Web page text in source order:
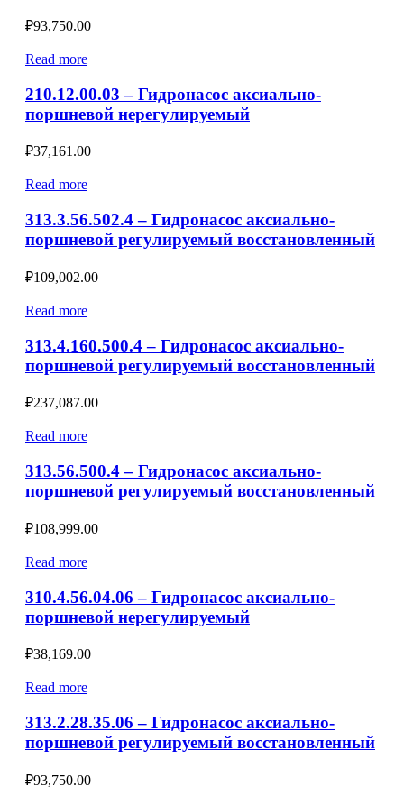
₽93,750.00
Read more
210.12.00.03 – Гидронасос аксиально-
поршневой нерегулируемый
₽37,161.00
Read more
313.3.56.502.4 – Гидронасос аксиально-
поршневой регулируемый восстановленный
₽109,002.00
Read more
313.4.160.500.4 – Гидронасос аксиально-
поршневой регулируемый восстановленный
₽237,087.00
Read more
313.56.500.4 – Гидронасос аксиально-
поршневой регулируемый восстановленный
₽108,999.00
Read more
310.4.56.04.06 – Гидронасос аксиально-
поршневой нерегулируемый
₽38,169.00
Read more
313.2.28.35.06 – Гидронасос аксиально-
поршневой регулируемый восстановленный
₽93,750.00